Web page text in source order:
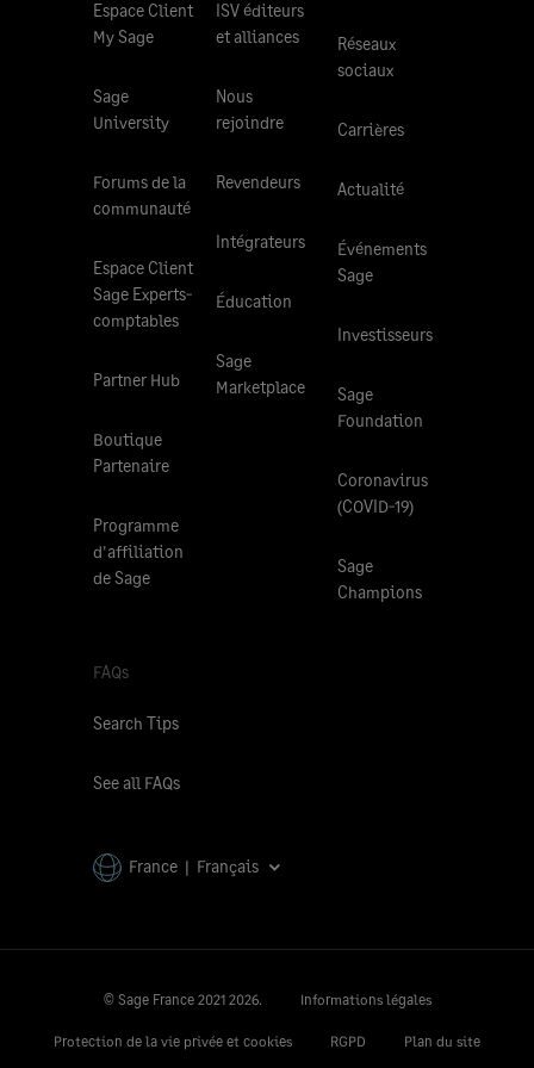
Espace Client
My Sage
Sage
University
Forums de la
communauté
Espace Client
Sage Experts-
comptables
Partner Hub
Boutique
Partenaire
Programme
d'affiliation
de Sage
ISV éditeurs
et alliances
Nous
rejoindre
Revendeurs
Intégrateurs
Éducation
Sage
Marketplace
Réseaux
sociaux
Carrières
Actualité
Événements
Sage
Investisseurs
Sage
Foundation
Coronavirus
(COVID-19)
Sage
Champions
FAQs
Search Tips
See all FAQs
France | Français
© Sage France 2021 2026. Informations légales
Protection de la vie privée et cookies RGPD Plan du site